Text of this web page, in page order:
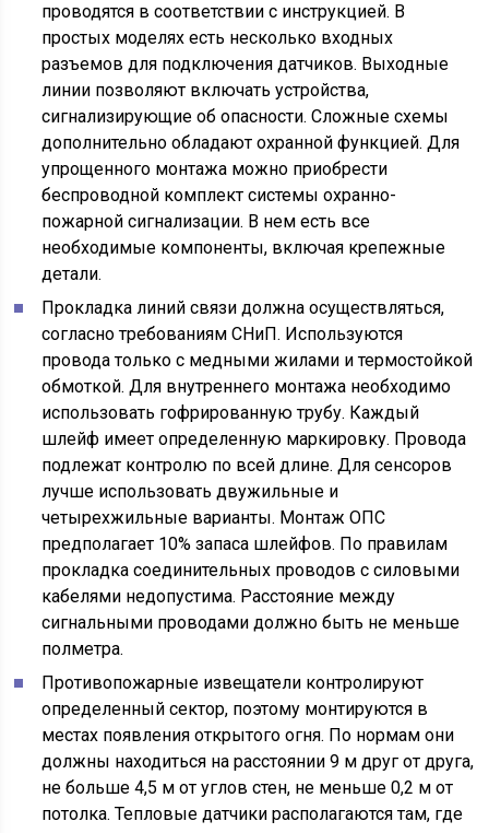
проводятся в соответствии с инструкцией. В
простых моделях есть несколько входных
разъемов для подключения датчиков. Выходные
линии позволяют включать устройства,
сигнализирующие об опасности. Сложные схемы
дополнительно обладают охранной функцией. Для
упрощенного монтажа можно приобрести
беспроводной комплект системы охранно-
пожарной сигнализации. В нем есть все
необходимые компоненты, включая крепежные
детали.
Прокладка линий связи должна осуществляться,
согласно требованиям СНиП. Используются
провода только с медными жилами и термостойкой
обмоткой. Для внутреннего монтажа необходимо
использовать гофрированную трубу. Каждый
шлейф имеет определенную маркировку. Провода
подлежат контролю по всей длине. Для сенсоров
лучше использовать двужильные и
четырехжильные варианты. Монтаж ОПС
предполагает 10% запаса шлейфов. По правилам
прокладка соединительных проводов с силовыми
кабелями недопустима. Расстояние между
сигнальными проводами должно быть не меньше
полметра.
Противопожарные извещатели контролируют
определенный сектор, поэтому монтируются в
местах появления открытого огня. По нормам они
должны находиться на расстоянии 9 м друг от друга,
не больше 4,5 м от углов стен, не меньше 0,2 м от
потолка. Тепловые датчики располагаются там, где